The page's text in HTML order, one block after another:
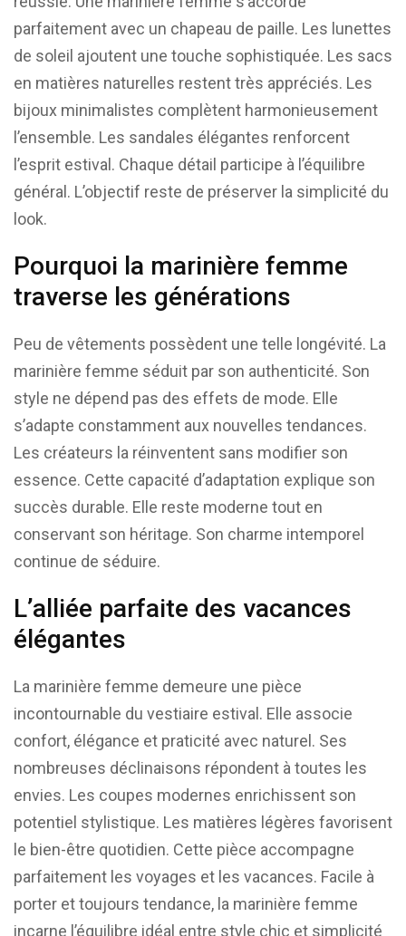
parfaitement avec un chapeau de paille. Les lunettes
de soleil ajoutent une touche sophistiquée. Les sacs
en matières naturelles restent très appréciés. Les
bijoux minimalistes complètent harmonieusement
l’ensemble. Les sandales élégantes renforcent
l’esprit estival. Chaque détail participe à l’équilibre
général. L’objectif reste de préserver la simplicité du
look.
Pourquoi la marinière femme
traverse les générations
Peu de vêtements possèdent une telle longévité. La
marinière femme séduit par son authenticité. Son
style ne dépend pas des effets de mode. Elle
s’adapte constamment aux nouvelles tendances.
Les créateurs la réinventent sans modifier son
essence. Cette capacité d’adaptation explique son
succès durable. Elle reste moderne tout en
conservant son héritage. Son charme intemporel
continue de séduire.
L’alliée parfaite des vacances
élégantes
La marinière femme demeure une pièce
incontournable du vestiaire estival. Elle associe
confort, élégance et praticité avec naturel. Ses
nombreuses déclinaisons répondent à toutes les
envies. Les coupes modernes enrichissent son
potentiel stylistique. Les matières légères favorisent
le bien-être quotidien. Cette pièce accompagne
parfaitement les voyages et les vacances. Facile à
porter et toujours tendance, la marinière femme
incarne l’équilibre idéal entre style chic et simplicité